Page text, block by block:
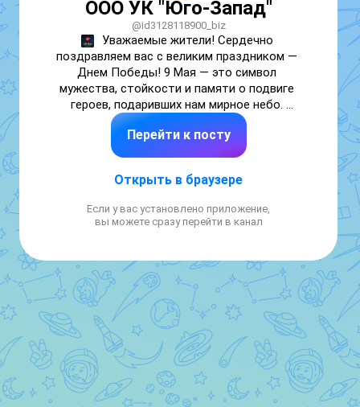
ООО УК "Юго-Запад"
@id3128118900_biz
Уважаемые жители! Сердечно
поздравляем вас с великим праздником —
Днем Победы! 9 Мая — это символ
мужества, стойкости и памяти о подвиге
героев, подаривших нам мирное небо.
Желаем вам и вашим близким крепкого
здоровья, добра, семейного уюта, согласия
и благополучия. Пусть мир, за который
каждом доме!
Перейти к посту
Открыть в браузере
Если у вас установлено приложение,
вы можете сразу перейти в канал